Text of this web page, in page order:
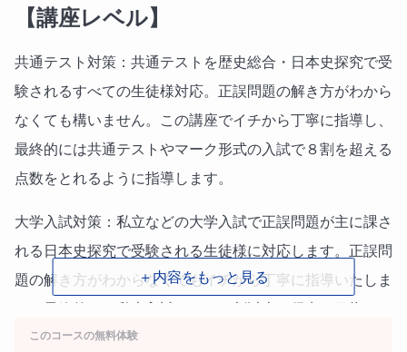
【講座レベル】
共通テスト対策：共通テストを歴史総合・日本史探究で受
験されるすべての生徒様対応。正誤問題の解き方がわから
なくても構いません。この講座でイチから丁寧に指導し、
最終的には共通テストやマーク形式の入試で８割を超える
点数をとれるように指導します。
大学入試対策：私立などの大学入試で正誤問題が主に課さ
れる日本史探究で受験される生徒様に対応します。正誤問
題の解き方がわからなくてもイチから丁寧に指導いたしま
す。最終的には私大入試で７～８割以上の得点を目指しま
す。
＋内容をもっと見る
このコースの無料体験